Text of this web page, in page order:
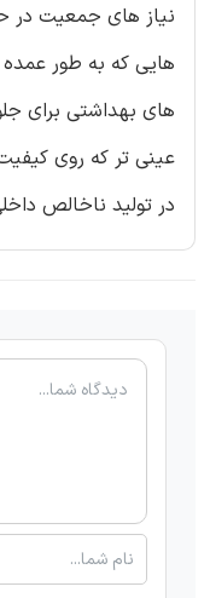
نیاز های جمعیت در
های بهداشتی برای
عینی تر که روی
در تولید ناخالص